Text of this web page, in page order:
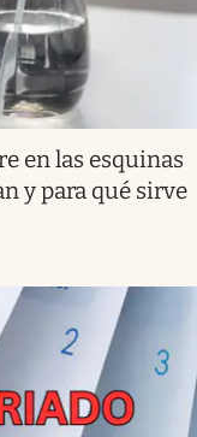
en las esquinas
y para qué sirve